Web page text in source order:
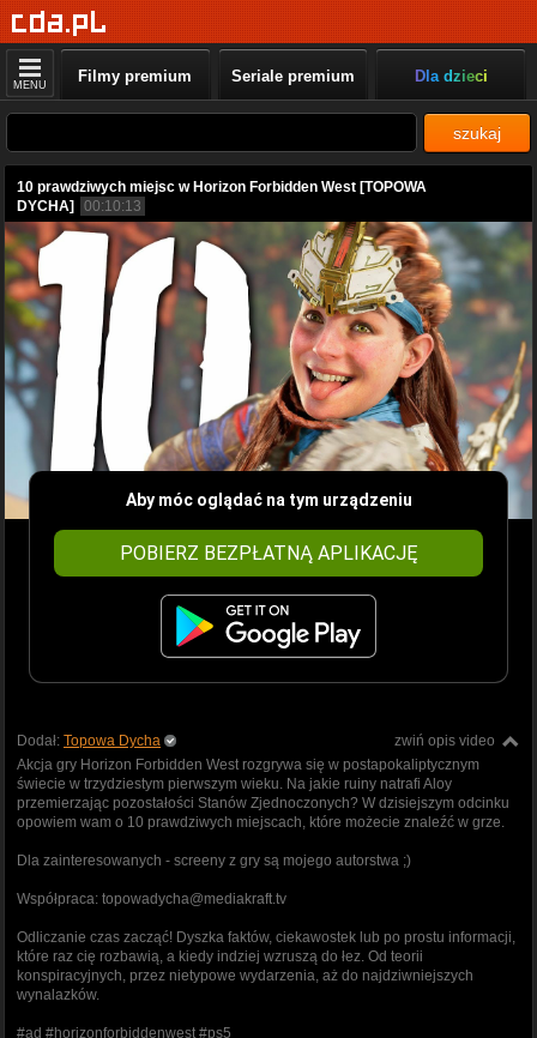
MENU Filmy premium Seriale premium Dla dzieci
szukaj
10 prawdziwych miejsc w Horizon Forbidden West [TOPOWA
DYCHA]
00:10:13
Aby móc oglądać na tym urządzeniu
POBIERZ BEZPŁATNĄ APLIKACJĘ
zwiń opis video
Dodał: Topowa Dycha
Akcja gry Horizon Forbidden West rozgrywa się w postapokaliptycznym
świecie w trzydziestym pierwszym wieku. Na jakie ruiny natrafi Aloy
przemierzając pozostałości Stanów Zjednoczonych? W dzisiejszym odcinku
opowiem wam o 10 prawdziwych miejscach, które możecie znaleźć w grze.
Dla zainteresowanych - screeny z gry są mojego autorstwa ;)
Współpraca: topowadycha@mediakraft.tv
Odliczanie czas zacząć! Dyszka faktów, ciekawostek lub po prostu informacji,
które raz cię rozbawią, a kiedy indziej wzruszą do łez. Od teorii
konspiracyjnych, przez nietypowe wydarzenia, aż do najdziwniejszych
wynalazków.
#ad #horizonforbiddenwest #ps5